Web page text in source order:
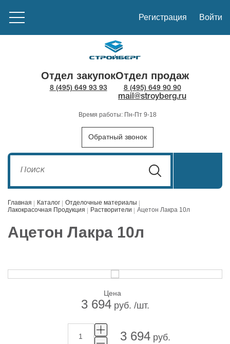
Регистрация Войти
Отдел закупок
8 (495) 649 93 93
Отдел продаж
8 (495) 649 90 90
mail@stroyberg.ru
Время работы: Пн-Пт 9-18
Обратный звонок
Главная Каталог
Отделочные материалы
Лакокрасочная Продукция
Растворители Ацетон Лакра 10л
Ацетон Лакра 10л
Цена
3 694руб. /шт.
3 694руб.